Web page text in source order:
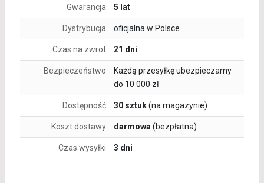
Gwarancja 5 lat
Dystrybucja oficjalna w Polsce
Czas na zwrot 21 dni
Bezpieczeństwo
Każdą przesyłkę ubezpieczamy
do 10 000 zł
Dostępność 30 sztuk(na magazynie)
Koszt dostawy darmowa (bezpłatna)
Czas wysyłki 3 dni